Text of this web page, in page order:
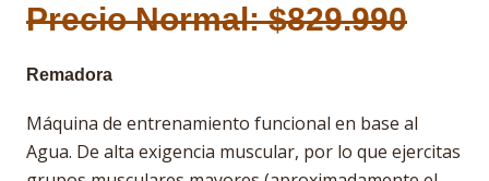
Precio Normal: $829.990
Remadora
Máquina de entrenamiento funcional en base al
Agua. De alta exigencia muscular, por lo que ejercitas